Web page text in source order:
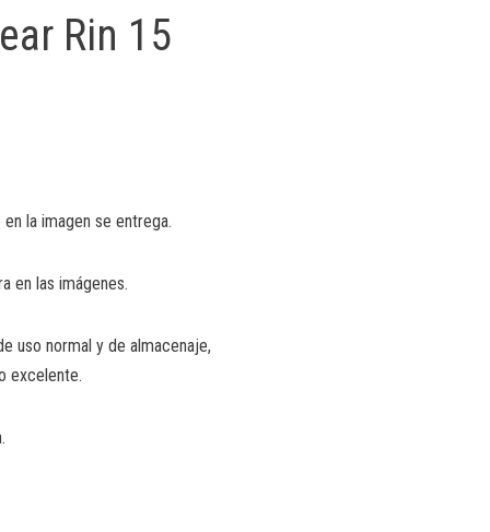
Rin 15
la imagen se entrega.
en las imágenes.
uso normal y de almacenaje,
excelente.